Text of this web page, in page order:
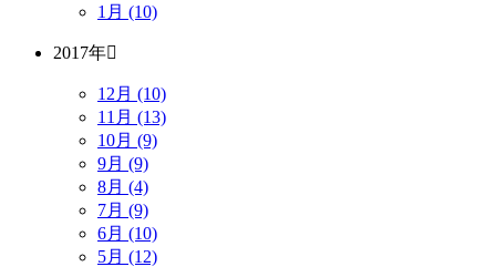
1月 (10)
2017年
12月 (10)
11月 (13)
10月 (9)
9月 (9)
8月 (4)
7月 (9)
6月 (10)
5月 (12)